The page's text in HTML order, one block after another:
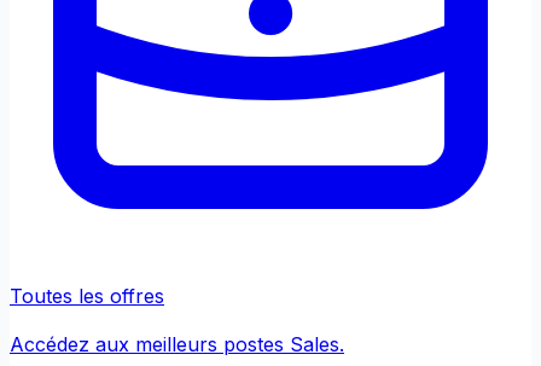
Toutes les offres
Accédez aux meilleurs postes Sales.